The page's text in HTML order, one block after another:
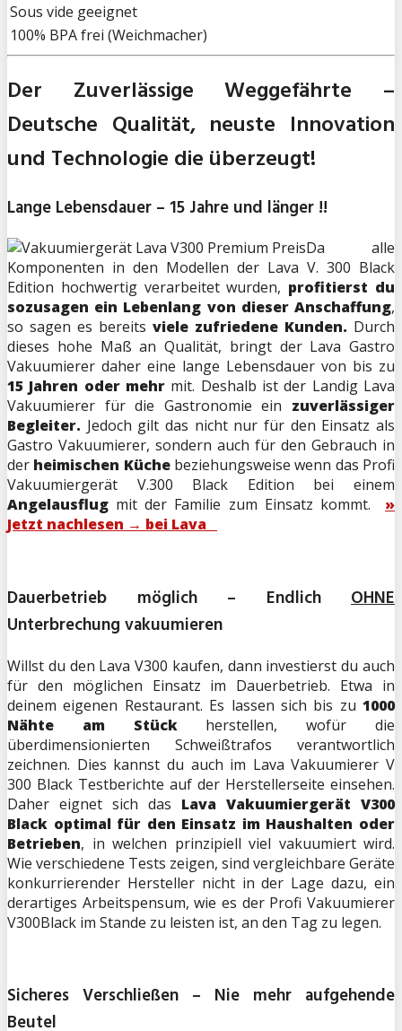
Sous vide geeignet
100% BPA frei (Weichmacher)
Der Zuverlässige Weggefährte –
Deutsche Qualität, neuste Innovation
und Technologie die überzeugt!
Lange Lebensdauer – 15 Jahre und länger !!
Da alle
Komponenten in den Modellen der Lava V. 300 Black
Edition hochwertig verarbeitet wurden, profitierst du
sozusagen ein Lebenlang von dieser Anschaffung,
so sagen es bereits viele zufriedene Kunden. Durch
dieses hohe Maß an Qualität, bringt der Lava Gastro
Vakuumierer daher eine lange Lebensdauer von bis zu
15 Jahren oder mehr mit. Deshalb ist der Landig Lava
Vakuumierer für die Gastronomie ein zuverlässiger
Begleiter. Jedoch gilt das nicht nur für den Einsatz als
Gastro Vakuumierer, sondern auch für den Gebrauch in
der heimischen Küchebeziehungsweise wenn das Profi
Vakuumiergerät V.300 Black Edition bei einem
Angelausflug mit der Familie zum Einsatz kommt. »
Jetzt nachlesen → bei Lava
Dauerbetrieb möglich – Endlich OHNE
Unterbrechung vakuumieren
Willst du den Lava V300 kaufen, dann investierst du auch
für den möglichen Einsatz im Dauerbetrieb. Etwa in
deinem eigenen Restaurant. Es lassen sich bis zu 1000
Nähte am Stückherstellen, wofür die
überdimensionierten Schweißtrafos verantwortlich
zeichnen. Dies kannst du auch im Lava Vakuumierer V
300 Black Testberichte auf der Herstellerseite einsehen.
Daher eignet sich das Lava Vakuumiergerät V300
Black optimal für den Einsatz im Haushalten oder
Betrieben, in welchen prinzipiell viel vakuumiert wird.
Wie verschiedene Tests zeigen, sind vergleichbare Geräte
konkurrierender Hersteller nicht in der Lage dazu, ein
derartiges Arbeitspensum, wie es der Profi Vakuumierer
V300Black im Stande zu leisten ist, an den Tag zu legen.
Sicheres Verschließen – Nie mehr aufgehende
Beutel